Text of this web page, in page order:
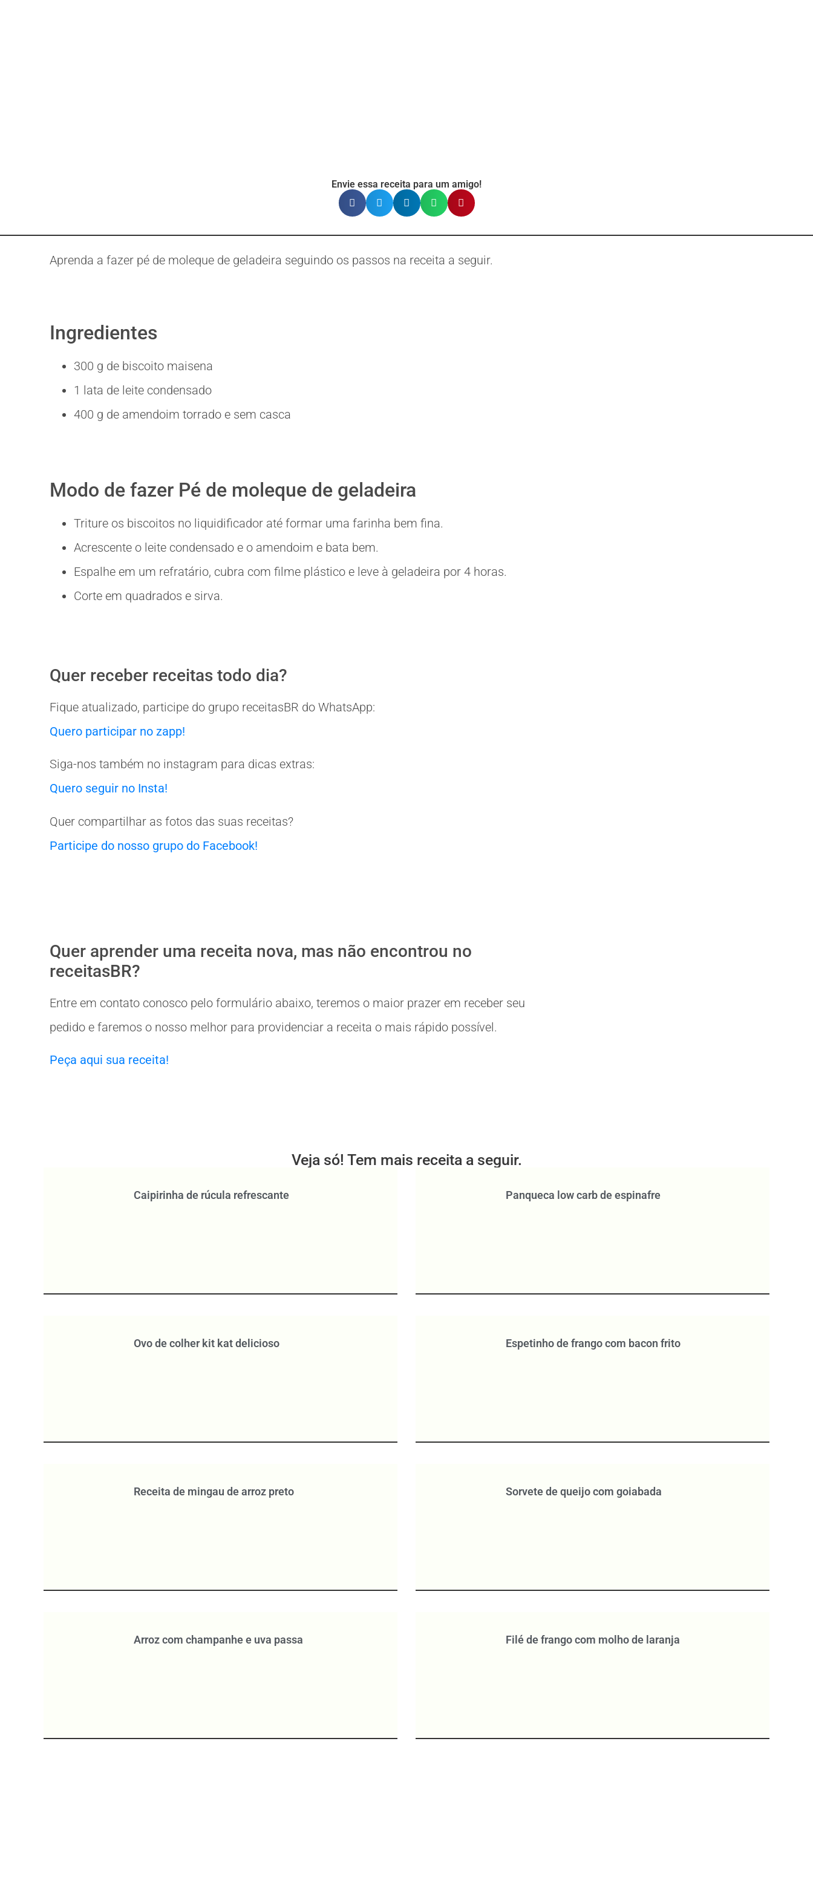
Envie essa receita para um amigo!
Aprenda a fazer pé de moleque de geladeira seguindo os passos na receita a seguir.
Ingredientes
300 g de biscoito maisena
1 lata de leite condensado
400 g de amendoim torrado e sem casca
Modo de fazer Pé de moleque de geladeira
Triture os biscoitos no liquidificador até formar uma farinha bem fina.
Acrescente o leite condensado e o amendoim e bata bem.
Espalhe em um refratário, cubra com filme plástico e leve à geladeira por 4 horas.
Corte em quadrados e sirva.
Quer receber receitas todo dia?
Fique atualizado, participe do grupo receitasBR do WhatsApp:
Quero participar no zapp!
Siga-nos também no instagram para dicas extras:
Quero seguir no Insta!
Quer compartilhar as fotos das suas receitas?
Participe do nosso grupo do Facebook!
Quer aprender uma receita nova, mas não encontrou no
receitasBR?
Entre em contato conosco pelo formulário abaixo, teremos o maior prazer em receber seu
pedido e faremos o nosso melhor para providenciar a receita o mais rápido possível.
Peça aqui sua receita!
Veja só! Tem mais receita a seguir.
Caipirinha de rúcula refrescante Panqueca low carb de espinafre
Ovo de colher kit kat delicioso Espetinho de frango com bacon frito
Receita de mingau de arroz preto Sorvete de queijo com goiabada
Arroz com champanhe e uva passa Filé de frango com molho de laranja